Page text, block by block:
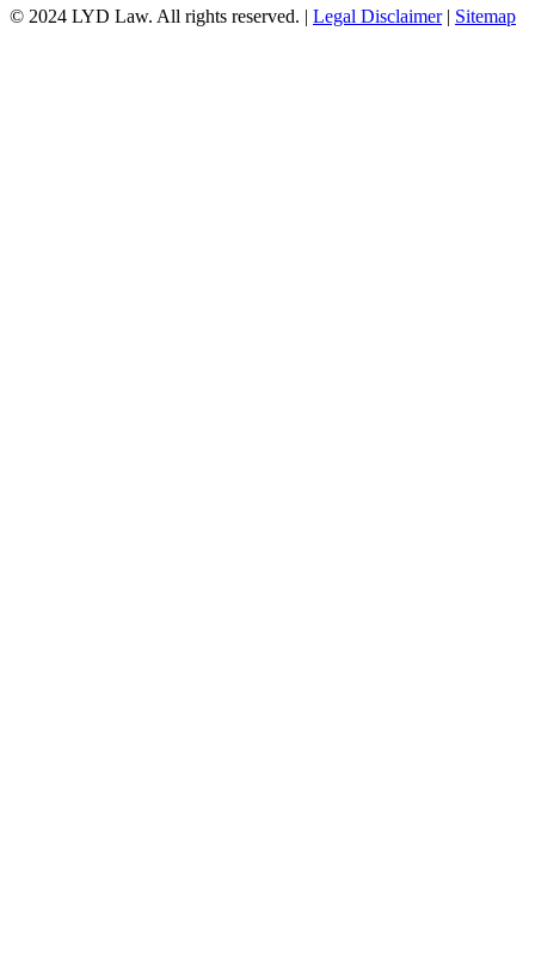
© 2024 LYD Law. All rights reserved. | Legal Disclaimer | Sitemap